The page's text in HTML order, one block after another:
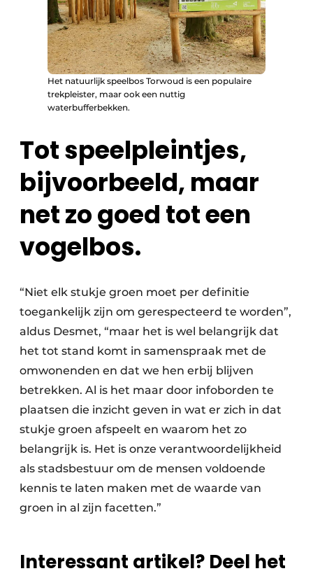
Het natuurlijk speelbos Torwoud is een populaire
trekpleister, maar ook een nuttig
waterbufferbekken.
Tot speelpleintjes,
bijvoorbeeld, maar
net zo goed tot een
vogelbos.
“Niet elk stukje groen moet per definitie
toegankelijk zijn om gerespecteerd te worden”,
aldus Desmet, “maar het is wel belangrijk dat
het tot stand komt in samenspraak met de
omwonenden en dat we hen erbij blijven
betrekken. Al is het maar door infoborden te
plaatsen die inzicht geven in wat er zich in dat
stukje groen afspeelt en waarom het zo
belangrijk is. Het is onze verantwoordelijkheid
als stadsbestuur om de mensen voldoende
kennis te laten maken met de waarde van
groen in al zijn facetten.”
Interessant artikel? Deel het